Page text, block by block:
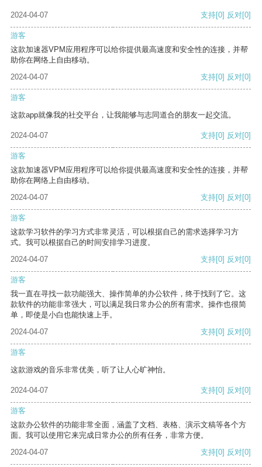
2024-04-07 支持[0] 反对[0]
游客
这款加速器VPM应用程序可以给你提供最高速度和安全性的连接，并帮
助你在网络上自由移动。
2024-04-07
支持[0] 反对[0]
游客
这款app就像我的社交平台，让我能够与志同道合的朋友一起交流。
2024-04-07 支持[0] 反对[0]
游客
这款加速器VPM应用程序可以给你提供最高速度和安全性的连接，并帮
助你在网络上自由移动。
2024-04-07
支持[0] 反对[0]
游客
这款学习软件的学习方式非常灵活，可以根据自己的需求选择学习方
式。我可以根据自己的时间安排学习进度。
2024-04-07
支持[0] 反对[0]
游客
我一直在寻找一款功能强大、操作简单的办公软件，终于找到了它。这
款软件的功能非常强大，可以满足我日常办公的所有需求。操作也很简
单，即使是小白也能快速上手。
2024-04-07
支持[0] 反对[0]
游客
这款游戏的音乐非常优美，听了让人心旷神怡。
2024-04-07 支持[0] 反对[0]
游客
这款办公软件的功能非常全面，涵盖了文档、表格、演示文稿等各个方
面。我可以使用它来完成日常办公的所有任务，非常方便。
2024-04-07
支持[0] 反对[0]